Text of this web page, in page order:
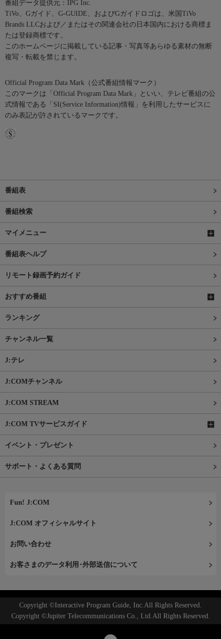
番組データ提供元：IPG Inc.
TiVo、Gガイド、G-GUIDE、およびGガイドロゴは、米国TiVo
Brands LLCおよび／またはその関連会社の日本国内における商標ま
たは登録商標です。
このホームページに掲載している記事・写真等あらゆる素材の無断
複写・転載を禁じます。
Official Program Data Mark（公式番組情報マーク）
このマークは「Official Program Data Mark」といい、テレビ番組の公
式情報である「SI(Service Information)情報」を利用したサービスに
のみ表記が許されているマークです。
番組表
番組検索
マイメニュー
番組表ヘルプ
リモート録画予約ガイド
おすすめ番組
ランキング
チャンネル一覧
J:テレ
J:COMチャンネル
J:COM STREAM
J:COM TVサービスガイド
イベント・プレゼント
サポート・よくある質問
Fun! J:COM
J:COM オフィシャルサイト
お問い合わせ
お客さまのデータ利用･外部送信について
Copyright ©Interactive Program Guide, Inc.All Rights Reserved.
Copyright ©Jupiter Telecommunications Co., Ltd.All Rights Reserved.